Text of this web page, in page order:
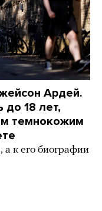
Ардей.
до 18 лет,
темнокожим
а к его биографии